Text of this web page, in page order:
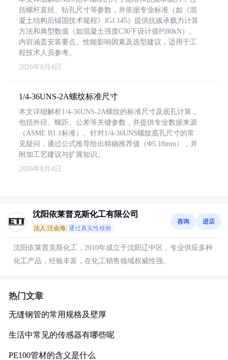
括螺杆直径、钻孔尺寸等参数，并依据专业标准（如《混
凝土结构后锚固技术规程》JGJ 145）提供抗拔承载力计算
方法和典型数值（如混凝土强度C30下设计值约80kN）。
内容涵盖安装要点、性能影响因素及选型建议，适用于工
程技术人员参考。
2026年8月4日
1/4-36UNS-2A螺纹标准尺寸
本文详细解析1/4-36UNS-2A螺纹的标准尺寸及底孔计算，
包括外径、螺距、公差等关键参数，并提供专业数据来源
（ASME B1.1标准）。针对1/4-36UNS螺纹底孔尺寸的常
见疑问，通过公式推导给出精确推荐值（Φ5.18mm），并
附加工艺建议与扩展知识。
2026年8月4日
沈阳依莱普克斯化工有限公司
法人:汪会海 通过真实性核验
咨询 进店
沈阳依莱普克斯化工，2010年成立于沈阳辽中区，专业供应多种
化工产品，经验丰富，在化工销售领域权威性强。
热门文章
无缝钢管的常用规格及壁厚
生活中常见的传感器有哪些呢
PE100管材的含义是什么